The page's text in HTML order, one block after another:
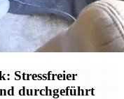
Stressfreier
durchgeführt